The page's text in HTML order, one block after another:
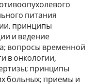
питания
принципы
и ведение
вопросы временной
в онкологии,
принципы
больных; приемы и